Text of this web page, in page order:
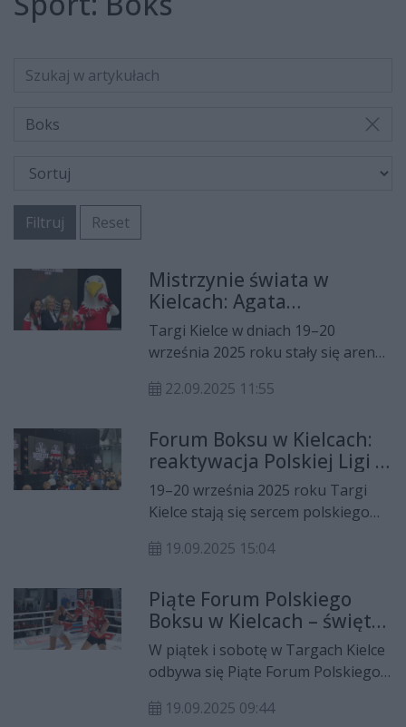
Boks
Filtruj Reset
Mistrzynie świata w
Kielcach: Agata
Kaczmarska i Aneta
Rygielska dzielą się
doświadczeniem z
młodymi pięściarzami
Targi Kielce w dniach 19–20
września 2025 roku stały się areną
ramach Forum Boksu i
Bokserskiej swoje doświadczenia
dzieliły dwie wybitne polskie
zawodniczki – Agata Kaczmarska i
Aneta Rygielska, mistrzynie świata
seniorek i medalistki licznych
mistrzostw międzynarodowych.
22.09.2025 11:55
Forum Boksu w Kielcach:
reaktywacja Polskiej Ligi i
wielkie nazwiska na ringu
19–20 września 2025 roku Targi
Kielce stają się sercem polskiego
i Międzynarodowych Targów
spotykają mistrzów świata,
medalistów olimpijskich, trenerów i
legendy sportu. Gośćmi specjalnymi
są m.in. Andrzej Gołota oraz
Dariusz Michalczewski.
19.09.2025 15:04
Piąte Forum Polskiego
Boksu w Kielcach – święto
dyscypliny z mistrzami i
młodzieżą
W piątek i sobotę w Targach Kielce
odbywa się Piąte Forum Polskiego
spotkanie środowiska
19.09.2025 09:44